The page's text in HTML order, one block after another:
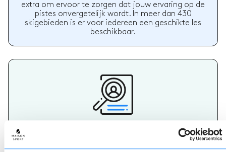
extra om ervoor te zorgen dat jouw ervaring op de
pistes onvergetelijk wordt. In meer dan 430
skigebieden is er voor iedereen een geschikte les
beschikbaar.
De beste herinneringen aan een skivakantie worden
op de pistes gemaakt, dus het is belangrijk om de